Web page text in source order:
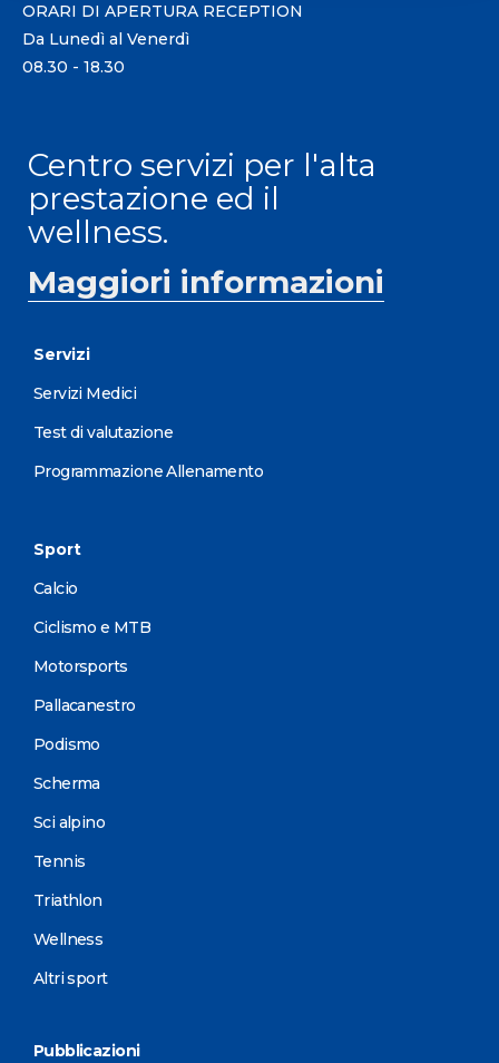
ORARI DI APERTURA RECEPTION
Da Lunedì al Venerdì
08.30 - 18.30
Centro servizi per l'alta
prestazione ed il
wellness.
Maggiori informazioni
Servizi
Servizi Medici
Test di valutazione
Programmazione Allenamento
Sport
Calcio
Ciclismo e MTB
Motorsports
Pallacanestro
Podismo
Scherma
Sci alpino
Tennis
Triathlon
Wellness
Altri sport
Pubblicazioni